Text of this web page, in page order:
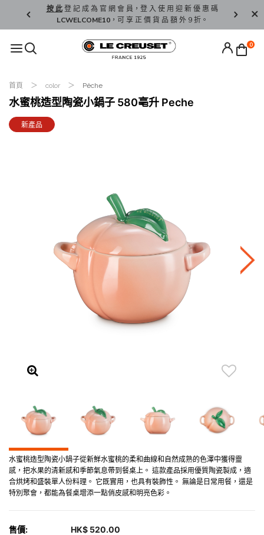
按 此登 記 成 為 官 網 會 員，登 入 使 用 迎 新 優 惠 碼
LCWELCOME10，可 享 正 價 貨 品 額 外 9 折。
香 港 / 澳
0
首頁 color Pêche
水蜜桃造型陶瓷小鍋子 580亳升 Peche
新產品
水蜜桃造型陶瓷小鍋子從新鮮水蜜桃的柔和曲線和自然成熟的色澤中獲得靈
感，把水果的清新感和季節氣息帶到餐桌上。 這款產品採用優質陶瓷製成，適
合烘烤和盛裝單人份料理。 它既實用，也具有裝飾性。 無論是日常用餐，還是
特別聚會，都能為餐桌增添一點俏皮感和明亮色彩。
售價: HK$ 520.00